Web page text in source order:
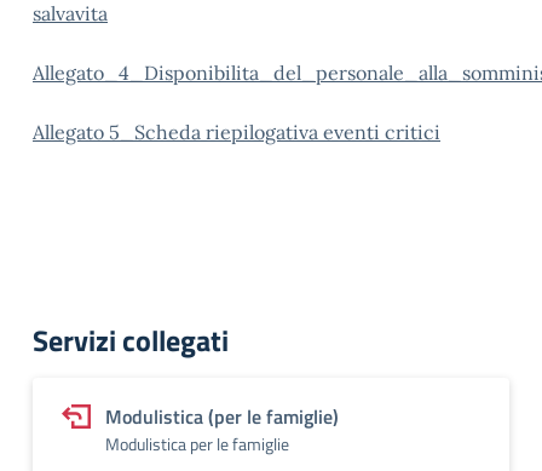
salvavita
Allegato 5_Scheda riepilogativa eventi critici
Servizi collegati
Modulistica (per le famiglie)
Modulistica per le famiglie